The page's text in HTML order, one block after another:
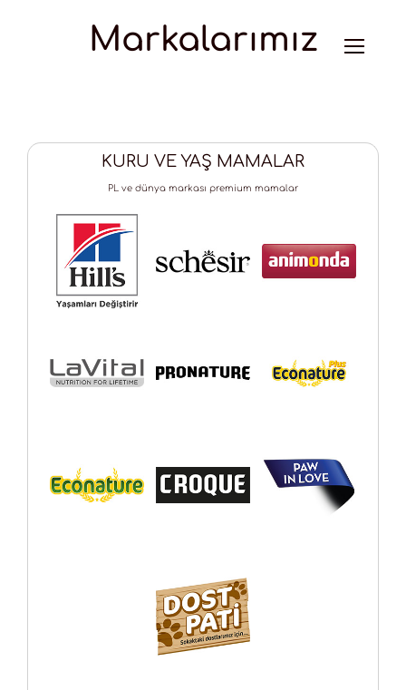
Markalarımız
KURU VE YAŞ MAMALAR
PL ve dünya markası premium mamalar